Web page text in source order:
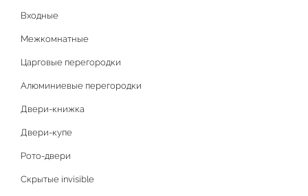
Входные
Межкомнатные
Царговые перегородки
Алюминиевые перегородки
Двери-книжка
Двери-купе
Рото-двери
Скрытые invisible